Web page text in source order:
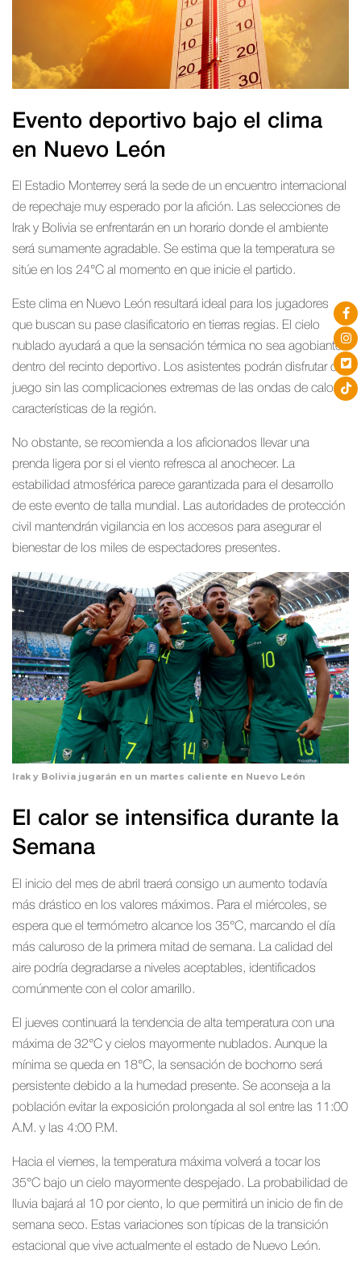
Evento deportivo bajo el clima
en Nuevo León
El Estadio Monterrey será la sede de un encuentro internacional
de repechaje muy esperado por la afición. Las selecciones de
Irak y Bolivia se enfrentarán en un horario donde el ambiente
será sumamente agradable. Se estima que la temperatura se
sitúe en los 24°C al momento en que inicie el partido.
Este clima en Nuevo León resultará ideal para los jugadores
que buscan su pase clasificatorio en tierras regias. El cielo
nublado ayudará a que la sensación térmica no sea agobiante
dentro del recinto deportivo. Los asistentes podrán disfrutar del
juego sin las complicaciones extremas de las ondas de calor
características de la región.
No obstante, se recomienda a los aficionados llevar una
prenda ligera por si el viento refresca al anochecer. La
estabilidad atmosférica parece garantizada para el desarrollo
de este evento de talla mundial. Las autoridades de protección
civil mantendrán vigilancia en los accesos para asegurar el
bienestar de los miles de espectadores presentes.
Irak y Bolivia jugarán en un martes caliente en Nuevo León
El calor se intensifica durante la
Semana
El inicio del mes de abril traerá consigo un aumento todavía
más drástico en los valores máximos. Para el miércoles, se
espera que el termómetro alcance los 35°C, marcando el día
más caluroso de la primera mitad de semana. La calidad del
aire podría degradarse a niveles aceptables, identificados
comúnmente con el color amarillo.
El jueves continuará la tendencia de alta temperatura con una
máxima de 32°C y cielos mayormente nublados. Aunque la
mínima se queda en 18°C, la sensación de bochorno será
persistente debido a la humedad presente. Se aconseja a la
población evitar la exposición prolongada al sol entre las 11:00
A.M. y las 4:00 P.M.
Hacia el viernes, la temperatura máxima volverá a tocar los
35°C bajo un cielo mayormente despejado. La probabilidad de
lluvia bajará al 10 por ciento, lo que permitirá un inicio de fin de
semana seco. Estas variaciones son típicas de la transición
estacional que vive actualmente el estado de Nuevo León.